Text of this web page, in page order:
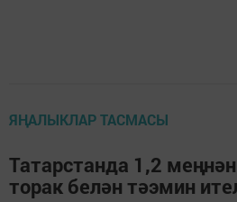
ЯҢАЛЫКЛАР ТАСМАСЫ
Татарстанда 1,2
торак белән тәэмин